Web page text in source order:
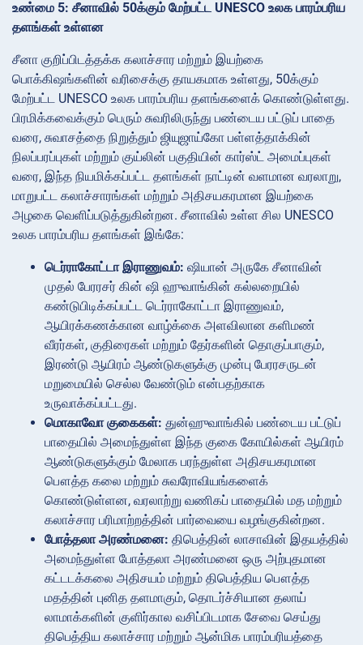
உண்மை 5: சீனாவில் 50க்கும் மேற்பட்ட UNESCO உலக பாரம்பரிய
தளங்கள் உள்ளன
சீனா குறிப்பிடத்தக்க கலாச்சார மற்றும் இயற்கை
பொக்கிஷங்களின் வரிசைக்கு தாயகமாக உள்ளது, 50க்கும்
மேற்பட்ட UNESCO உலக பாரம்பரிய தளங்களைக் கொண்டுள்ளது.
பிரமிக்கவைக்கும் பெரும் சுவரிலிருந்து பண்டைய பட்டுப் பாதை
வரை, சுவாசத்தை நிறுத்தும் ஜியுஜாய்கோ பள்ளத்தாக்கின்
நிலப்பரப்புகள் மற்றும் குய்லின் பகுதியின் கார்ஸ்ட் அமைப்புகள்
வரை, இந்த நியமிக்கப்பட்ட தளங்கள் நாட்டின் வளமான வரலாறு,
மாறுபட்ட கலாச்சாரங்கள் மற்றும் அதிசயகரமான இயற்கை
அழகை வெளிப்படுத்துகின்றன. சீனாவில் உள்ள சில UNESCO
உலக பாரம்பரிய தளங்கள் இங்கே:
டெர்ராகோட்டா இராணுவம்: ஷியான் அருகே சீனாவின்
முதல் பேரரசர் கின் ஷி ஹுவாங்கின் கல்லறையில்
கண்டுபிடிக்கப்பட்ட டெர்ராகோட்டா இராணுவம்,
ஆயிரக்கணக்கான வாழ்க்கை அளவிலான களிமண்
வீரர்கள், குதிரைகள் மற்றும் தேர்களின் தொகுப்பாகும்,
இரண்டு ஆயிரம் ஆண்டுகளுக்கு முன்பு பேரரசருடன்
மறுமையில் செல்ல வேண்டும் என்பதற்காக
உருவாக்கப்பட்டது.
மொகாவோ குகைகள்: துன்ஹுவாங்கில் பண்டைய பட்டுப்
பாதையில் அமைந்துள்ள இந்த குகை கோயில்கள் ஆயிரம்
ஆண்டுகளுக்கும் மேலாக பரந்துள்ள அதிசயகரமான
பௌத்த கலை மற்றும் சுவரோவியங்களைக்
கொண்டுள்ளன, வரலாற்று வணிகப் பாதையில் மத மற்றும்
கலாச்சார பரிமாற்றத்தின் பார்வையை வழங்குகின்றன.
போத்தலா அரண்மனை: திபெத்தின் லாசாவின் இதயத்தில்
அமைந்துள்ள போத்தலா அரண்மனை ஒரு அற்புதமான
கட்டடக்கலை அதிசயம் மற்றும் திபெத்திய பௌத்த
மதத்தின் புனித தளமாகும், தொடர்ச்சியான தலாய்
லாமாக்களின் குளிர்கால வசிப்பிடமாக சேவை செய்து
திபெத்திய கலாச்சார மற்றும் ஆன்மிக பாரம்பரியத்தை